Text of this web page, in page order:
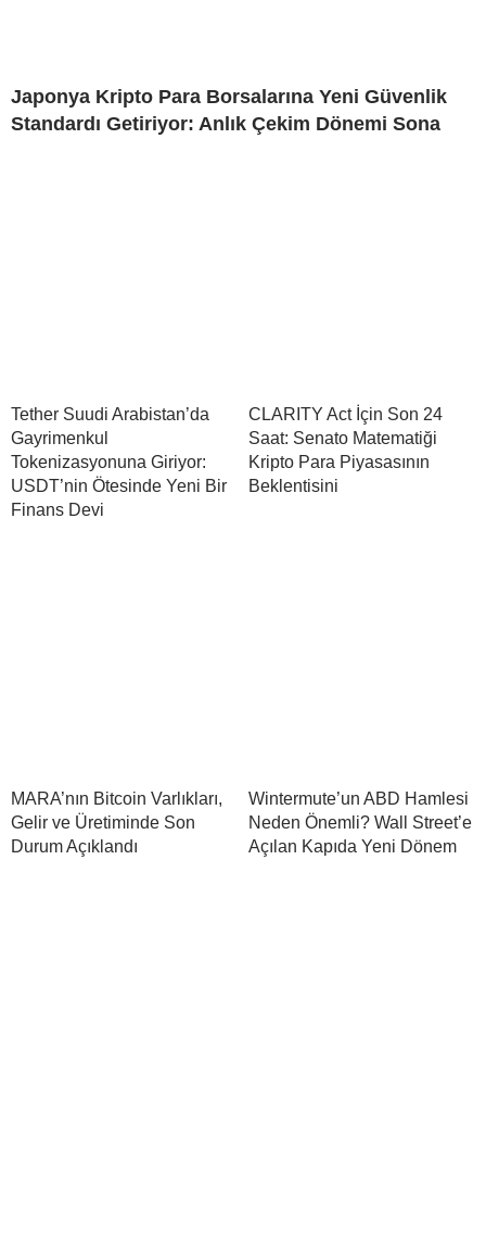
Japonya Kripto Para Borsalarına Yeni Güvenlik
Standardı Getiriyor: Anlık Çekim Dönemi Sona
Tether Suudi Arabistan’da
Gayrimenkul
Tokenizasyonuna Giriyor:
USDT’nin Ötesinde Yeni Bir
Finans Devi
CLARITY Act İçin Son 24
Saat: Senato Matematiği
Kripto Para Piyasasının
Beklentisini
MARA’nın Bitcoin Varlıkları,
Gelir ve Üretiminde Son
Durum Açıklandı
Wintermute’un ABD Hamlesi
Neden Önemli? Wall Street’e
Açılan Kapıda Yeni Dönem